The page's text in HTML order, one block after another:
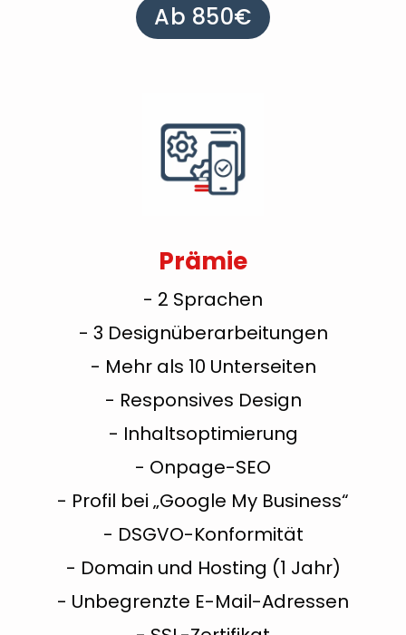
Ab 850€
Prämie
- 2 Sprachen
- 3 Designüberarbeitungen
- Mehr als 10 Unterseiten
- Responsives Design
- Inhaltsoptimierung
- Onpage-SEO
- Profil bei „Google My Business“
- DSGVO-Konformität
- Domain und Hosting (1 Jahr)
- Unbegrenzte E-Mail-Adressen